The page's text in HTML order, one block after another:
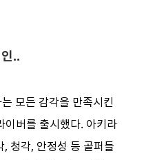
..
모든 감각을 만족시킨
이버를 출시했다. 아키라
청각, 안정성 등 골퍼들